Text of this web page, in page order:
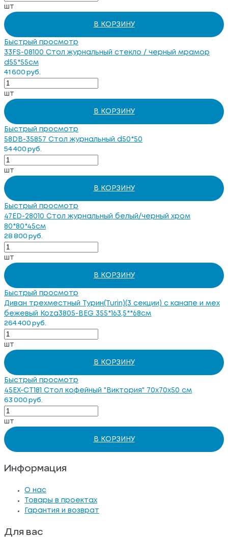
шт
В КОРЗИНУ
Быстрый просмотр
33FS-08100 Стол журнальный стекло / черный мрамор
d55*55см
41 600 руб.
шт
В КОРЗИНУ
Быстрый просмотр
58DB-35857 Стол журнальный d50*50
54 400 руб.
шт
В КОРЗИНУ
Быстрый просмотр
47ED-28010 Стол журнальный белый/черный хром
80*80*45см
28 800 руб.
шт
В КОРЗИНУ
Быстрый просмотр
Диван трехместный Турин(Turin)(3 секции) с канапе и мех
бежевый Koza3805-BEG 355*163,5**68см
264 400 руб.
шт
В КОРЗИНУ
Быстрый просмотр
45EX-CT181 Стол кофейный "Виктория" 70х70х50 см
63 000 руб.
шт
В КОРЗИНУ
Информация
О нас
Товары в проектах
Гарантия и возврат
Для вас